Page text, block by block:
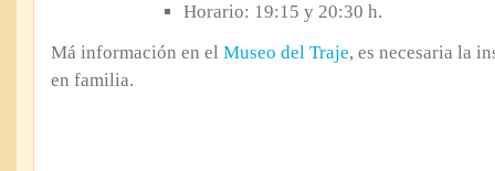
Horario: 19:15 y 20:30 h.
Má información en el Museo del Traje, es necesaria la
en familia.